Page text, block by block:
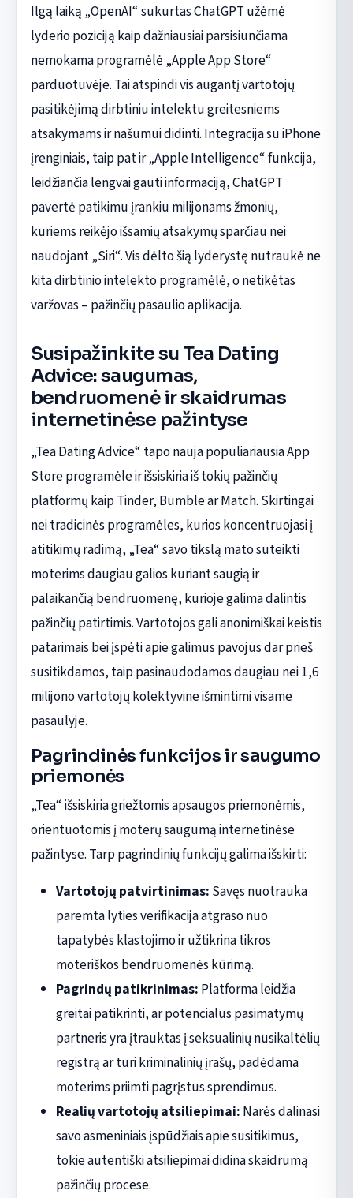
Ilgą laiką „OpenAI“ sukurtas ChatGPT užėmė
lyderio poziciją kaip dažniausiai parsisiunčiama
nemokama programėlė „Apple App Store“
parduotuvėje. Tai atspindi vis augantį vartotojų
pasitikėjimą dirbtiniu intelektu greitesniems
atsakymams ir našumui didinti. Integracija su iPhone
įrenginiais, taip pat ir „Apple Intelligence“ funkcija,
leidžiančia lengvai gauti informaciją, ChatGPT
pavertė patikimu įrankiu milijonams žmonių,
kuriems reikėjo išsamių atsakymų sparčiau nei
naudojant „Siri“. Vis dėlto šią lyderystę nutraukė ne
kita dirbtinio intelekto programėlė, o netikėtas
varžovas – pažinčių pasaulio aplikacija.
Susipažinkite su Tea Dating
Advice: saugumas,
bendruomenė ir skaidrumas
internetinėse pažintyse
„Tea Dating Advice“ tapo nauja populiariausia App
Store programėle ir išsiskiria iš tokių pažinčių
platformų kaip Tinder, Bumble ar Match. Skirtingai
nei tradicinės programėles, kurios koncentruojasi į
atitikimų radimą, „Tea“ savo tikslą mato suteikti
moterims daugiau galios kuriant saugią ir
palaikančią bendruomenę, kurioje galima dalintis
pažinčių patirtimis. Vartotojos gali anonimiškai keistis
patarimais bei įspėti apie galimus pavojus dar prieš
susitikdamos, taip pasinaudodamos daugiau nei 1,6
milijono vartotojų kolektyvine išmintimi visame
pasaulyje.
Pagrindinės funkcijos ir saugumo
priemonės
„Tea“ išsiskiria griežtomis apsaugos priemonėmis,
orientuotomis į moterų saugumą internetinėse
pažintyse. Tarp pagrindinių funkcijų galima išskirti:
Vartotojų patvirtinimas: Savęs nuotrauka
paremta lyties verifikacija atgraso nuo
tapatybės klastojimo ir užtikrina tikros
moteriškos bendruomenės kūrimą.
Pagrindų patikrinimas: Platforma leidžia
greitai patikrinti, ar potencialus pasimatymų
partneris yra įtrauktas į seksualinių nusikaltėlių
registrą ar turi kriminalinių įrašų, padėdama
moterims priimti pagrįstus sprendimus.
Realių vartotojų atsiliepimai: Narės dalinasi
savo asmeniniais įspūdžiais apie susitikimus,
tokie autentiški atsiliepimai didina skaidrumą
pažinčių procese.